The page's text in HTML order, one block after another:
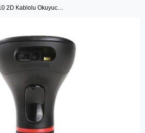
Facebook İle Bağlan
Sunlux XL-3610 2D Kablolu Okuyucu (Ayaklı)